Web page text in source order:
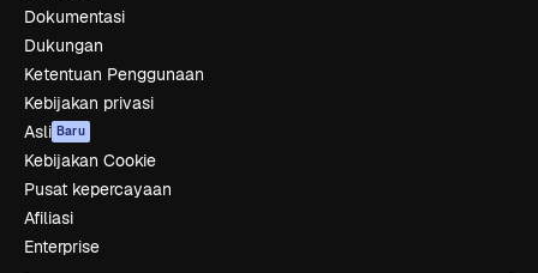
Dokumentasi
Dukungan
Ketentuan Penggunaan
Kebijakan privasi
Asli Baru
Kebijakan Cookie
Pusat kepercayaan
Afiliasi
Enterprise